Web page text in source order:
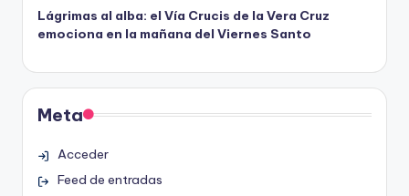
Lágrimas al alba: el Vía Crucis de la Vera Cruz
emociona en la mañana del Viernes Santo
Meta
Acceder
Feed de entradas